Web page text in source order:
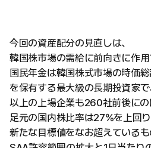
今回の資産配分の見直しは、
韓国株市場の需給に前向きに作用
国民年金は韓国株式市場の時価
を保有する最大級の長期投資家
以上の上場企業も260社前後にの
足元の国内株比率は27%を上回り
新たな目標値をなお超えているも